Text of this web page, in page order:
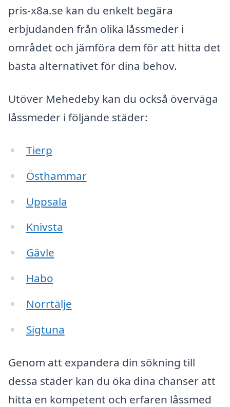
pris-x8a.se kan du enkelt begära
erbjudanden från olika låssmeder i
området och jämföra dem för att hitta det
bästa alternativet för dina behov.
Utöver Mehedeby kan du också överväga
låssmeder i följande städer:
Tierp
Östhammar
Uppsala
Knivsta
Gävle
Habo
Norrtälje
Sigtuna
Genom att expandera din sökning till
dessa städer kan du öka dina chanser att
hitta en kompetent och erfaren låssmed